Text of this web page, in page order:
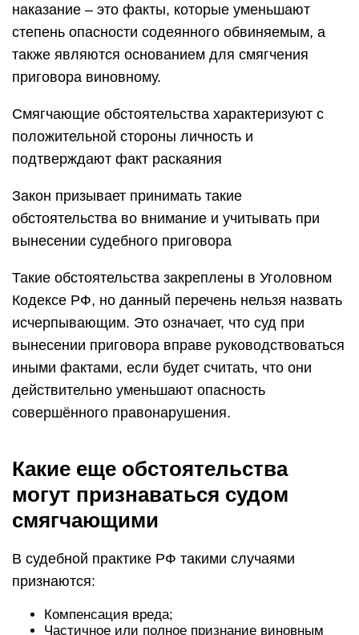
наказание – это факты, которые уменьшают
степень опасности содеянного обвиняемым, а
также являются основанием для смягчения
приговора виновному.
Смягчающие обстоятельства характеризуют с
положительной стороны личность и
подтверждают факт раскаяния
Закон призывает принимать такие
обстоятельства во внимание и учитывать при
вынесении судебного приговора
Такие обстоятельства закреплены в Уголовном
Кодексе РФ, но данный перечень нельзя назвать
исчерпывающим. Это означает, что суд при
вынесении приговора вправе руководствоваться
иными фактами, если будет считать, что они
действительно уменьшают опасность
совершённого правонарушения.
Какие еще обстоятельства
могут признаваться судом
смягчающими
В судебной практике РФ такими случаями
признаются:
Компенсация вреда;
Частичное или полное признание виновным